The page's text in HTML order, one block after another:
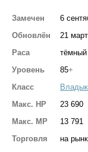
Замечен 6
Обновлён
21
Раса
Уровень
85+
Класс
Макс. HP
23 690
Макс. MP
13 791
Торговля
на